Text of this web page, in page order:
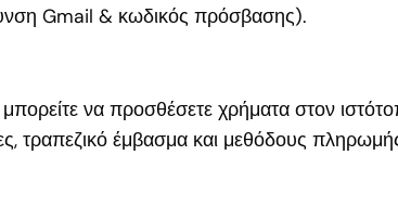
Gmail & κωδικός πρόσβασης).
να προσθέσετε χρήματα στον
τραπεζικό έμβασμα και μεθόδους